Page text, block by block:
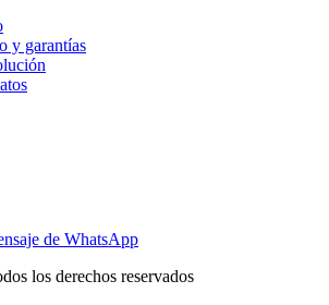
y garantías
de WhatsApp
los derechos reservados